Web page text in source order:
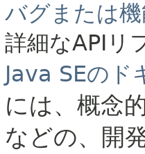
バグまたは
詳細なAPIリ
Java SEのド
には、概念
などの、開